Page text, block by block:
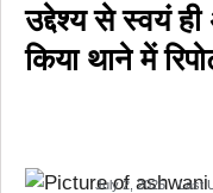
उद्देश्य से स्वयं ही
किया थाने में
July 2, 2025 Last